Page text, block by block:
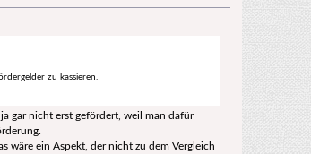
zu kassieren.
gar nicht erst gefördert, weil man dafür
wäre ein Aspekt, der nicht zu dem Vergleich